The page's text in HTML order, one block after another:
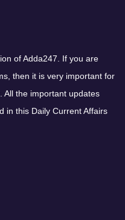
of Adda247. If you are
then it is very important for
All the important updates
in this Daily Current Affairs